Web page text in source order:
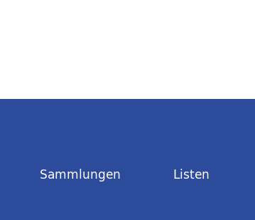
Sammlungen Listen